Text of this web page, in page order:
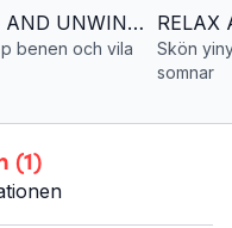
RELAX AND UNWIND 2. Lägg upp benen och vila
benen och vila
Skön
somnar
(1)